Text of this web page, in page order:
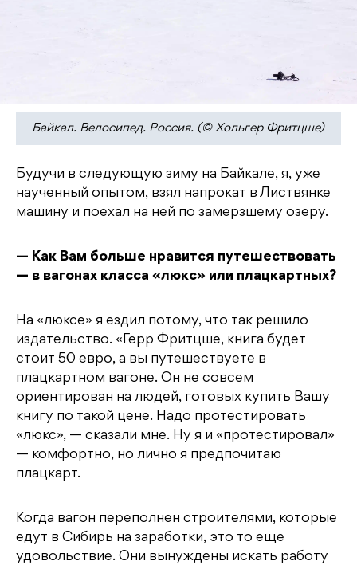
Байкал. Велосипед. Россия. (© Хольгер Фритцше)
Будучи в следующую зиму на Байкале, я, уже
наученный опытом, взял напрокат в Листвянке
машину и поехал на ней по замерзшему озеру.
— Как Вам больше нравится путешествовать
— в вагонах класса «люкс» или плацкартных?
На «люксе» я ездил потому, что так решило
издательство. «Герр Фритцше, книга будет
стоит 50 евро, а вы путешествуете в
плацкартном вагоне. Он не совсем
ориентирован на людей, готовых купить Вашу
книгу по такой цене. Надо протестировать
«люкс», — сказали мне. Ну я и «протестировал»
— комфортно, но лично я предпочитаю
плацкарт.
Когда вагон переполнен строителями, которые
едут в Сибирь на заработки, это то еще
удовольствие. Они вынуждены искать работу